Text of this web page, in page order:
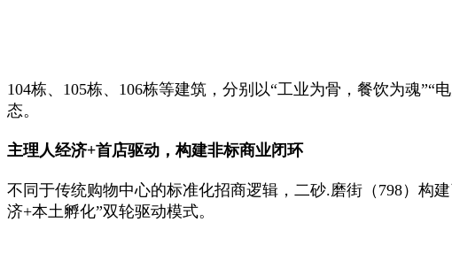
104栋、105栋、106栋等建筑，分别以“工业为骨，餐饮为魂
态。
主理人经济+首店驱动，构建非标商业闭环
不同于传统购物中心的标准化招商逻辑，二砂.磨街（798）构
济+本土孵化”双轮驱动模式。